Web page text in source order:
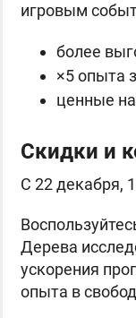
игровым
более
×5 опыта
ценные
Скидки и
С 22 декабря,
Дерева
ускорения
опыта в